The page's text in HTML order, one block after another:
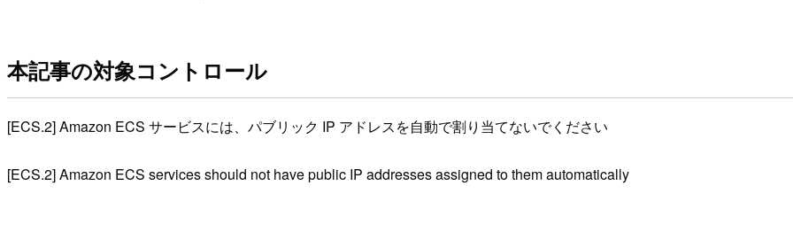
本記事の対象コントロール
[ECS.2] Amazon ECS サービスには、パブリック IP アドレスを自動で割り当てないでください
[ECS.2] Amazon ECS services should not have public IP addresses assigned to them automatically